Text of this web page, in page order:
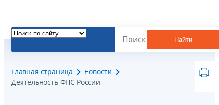
Найти
Главная страница
Новости
Деятельность ФНС России